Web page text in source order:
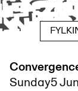
Sunday5